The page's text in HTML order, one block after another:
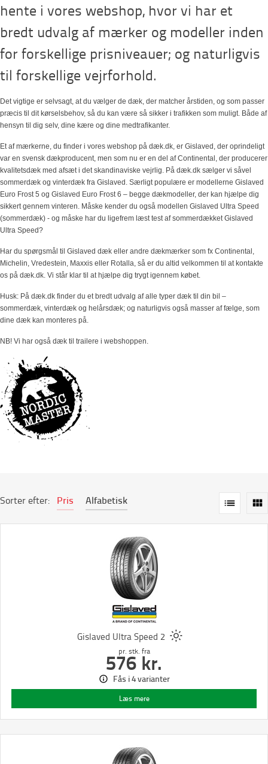
hente i vores webshop, hvor vi har et
bredt udvalg af mærker og modeller inden
for forskellige prisniveauer; og naturligvis
til forskellige vejrforhold.
Det vigtige er selvsagt, at du vælger de dæk, der matcher årstiden, og som passer
præcis til dit kørselsbehov, så du kan være så sikker i trafikken som muligt. Både af
hensyn til dig selv, dine kære og dine medtrafikanter.
Et af mærkerne, du finder i vores webshop på dæk.dk, er Gislaved, der oprindeligt
var en svensk dækproducent, men som nu er en del af Continental, der producerer
kvalitetsdæk med afsæt i det skandinaviske vejrlig. På dæk.dk sælger vi såvel
sommerdæk og vinterdæk fra Gislaved. Særligt populære er modellerne Gislaved
Euro Frost 5 og Gislaved Euro Frost 6 – begge dækmodeller, der kan hjælpe dig
sikkert gennem vinteren. Måske kender du også modellen Gislaved Ultra Speed
(sommerdæk) - og måske har du ligefrem læst test af sommerdækket Gislaved
Ultra Speed?
Har du spørgsmål til Gislaved dæk eller andre dækmærker som fx Continental,
Michelin, Vredestein, Maxxis eller Rotalla, så er du altid velkommen til at kontakte
os på dæk.dk. Vi står klar til at hjælpe dig trygt igennem købet.
Husk: På dæk.dk finder du et bredt udvalg af alle typer dæk til din bil –
sommerdæk, vinterdæk og helårsdæk; og naturligvis også masser af fælge, som
dine dæk kan monteres på.
NB! Vi har også dæk til trailere i webshoppen.
Sorter efter: Pris Alfabetisk
Gislaved Ultra Speed 2
pr. stk. fra
576 kr.
Fås i 4 varianter
Læs mere